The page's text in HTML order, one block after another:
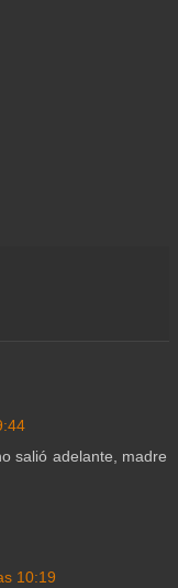
salió adelante, madre
10:19